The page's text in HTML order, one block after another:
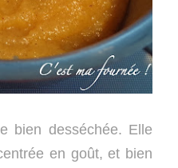
bien desséchée. Elle
en goût, et bien